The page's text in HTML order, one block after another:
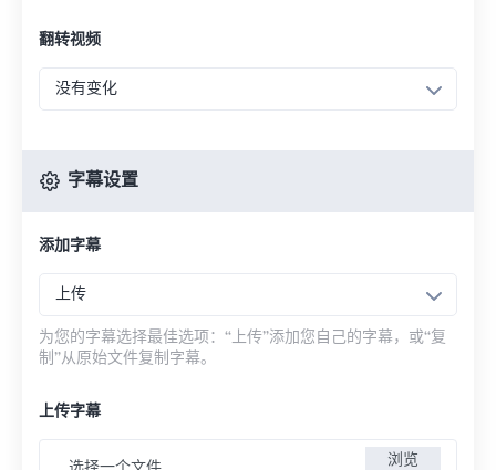
翻转视频
没有变化
字幕设置
添加字幕
上传
为您的字幕选择最佳选项：“上传”添加您自己的字幕，或“复
制”从原始文件复制字幕。
上传字幕
浏览